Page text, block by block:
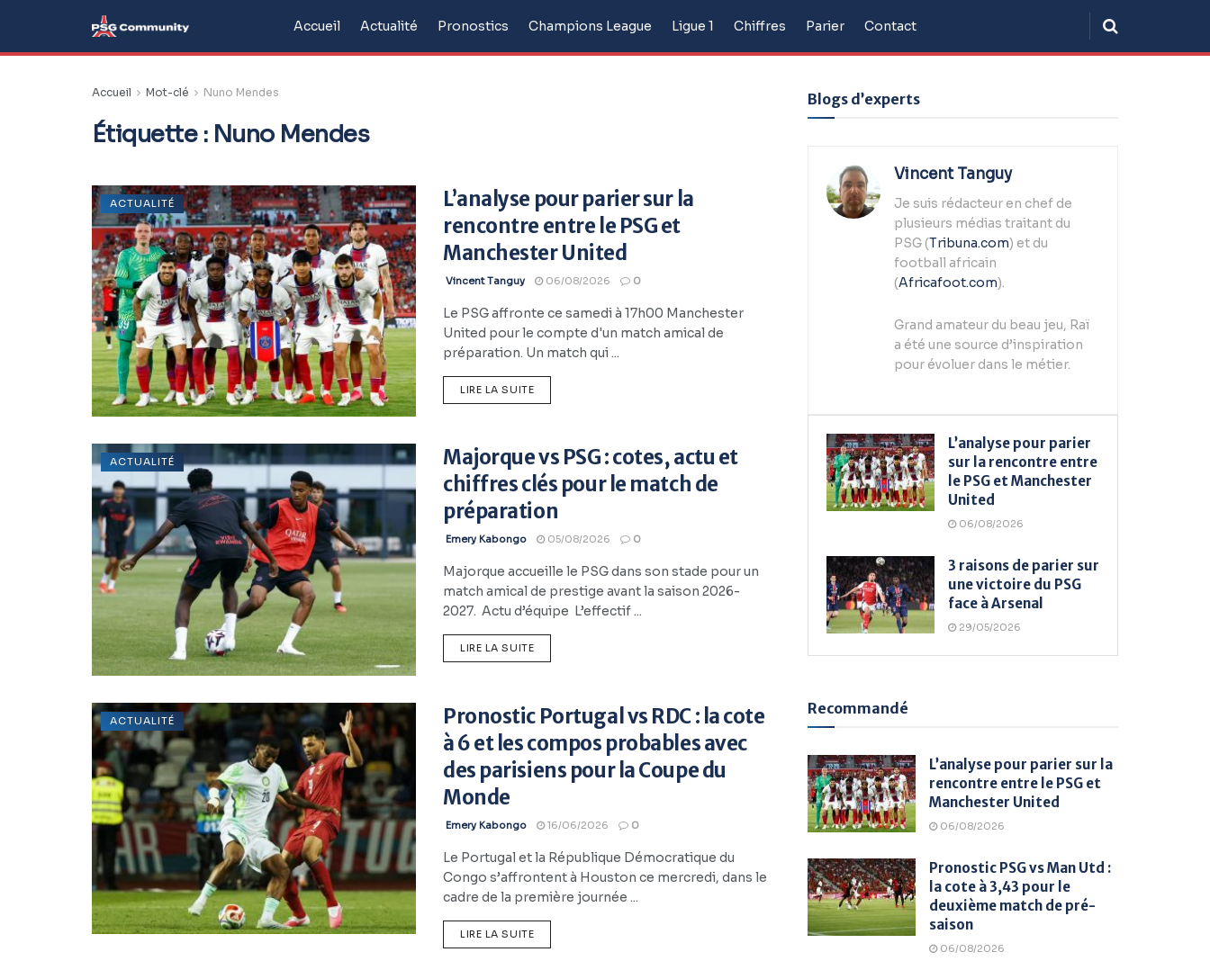
Accueil Actualité Pronostics Champions League Ligue 1 Chiffres Parier Contact
Accueil Mot-clé Nuno Mendes
Étiquette : Nuno Mendes
ACTUALITÉ
L’analyse pour parier sur la
rencontre entre le PSG et
Manchester United
Vincent Tanguy 06/08/2026 0
Le PSG affronte ce samedi à 17h00 Manchester
United pour le compte d'un match amical de
préparation. Un match qui ...
LIRE LA SUITE
ACTUALITÉ
Majorque vs PSG : cotes, actu et
chiffres clés pour le match de
préparation
Emery Kabongo 05/08/2026 0
Majorque accueille le PSG dans son stade pour un
match amical de prestige avant la saison 2026-
2027. Actu d’équipe L’effectif ...
LIRE LA SUITE
ACTUALITÉ
Pronostic Portugal vs RDC : la cote
à 6 et les compos probables avec
des parisiens pour la Coupe du
Monde
Emery Kabongo 16/06/2026 0
Le Portugal et la République Démocratique du
Congo s’affrontent à Houston ce mercredi, dans le
cadre de la première journée ...
LIRE LA SUITE
Blogs d’experts
Vincent Tanguy
Je suis rédacteur en chef de
plusieurs médias traitant du
PSG (Tribuna.com) et du
football africain
(Africafoot.com).
Grand amateur du beau jeu, Raï
a été une source d’inspiration
pour évoluer dans le métier.
L’analyse pour parier
sur la rencontre entre
le PSG et Manchester
United
06/08/2026
3 raisons de parier sur
une victoire du PSG
face à Arsenal
29/05/2026
Recommandé
L’analyse pour parier sur la
rencontre entre le PSG et
Manchester United
06/08/2026
Pronostic PSG vs Man Utd :
la cote à 3,43 pour le
deuxième match de pré-
saison
06/08/2026